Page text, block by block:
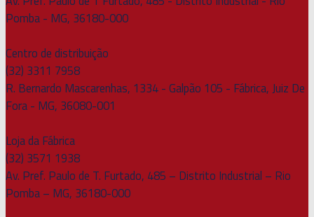
Pomba - MG, 36180-000
Centro de distribuição
(32) 3311 7958
R. Bernardo Mascarenhas, 1334 - Galpão 105 - Fábrica, Juiz De
Fora - MG, 36080-001
Loja da Fábrica
(32) 3571 1938
Av. Pref. Paulo de T. Furtado, 485 – Distrito Industrial – Rio
Pomba – MG, 36180-000